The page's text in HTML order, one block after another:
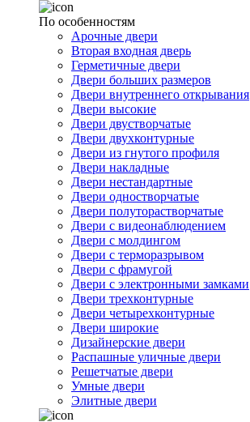
По особенностям
Арочные двери
Вторая входная дверь
Герметичные двери
Двери больших размеров
Двери внутреннего открывания
Двери высокие
Двери двустворчатые
Двери двухконтурные
Двери из гнутого профиля
Двери накладные
Двери нестандартные
Двери одностворчатые
Двери полуторастворчатые
Двери с видеонаблюдением
Двери с молдингом
Двери с терморазрывом
Двери с фрамугой
Двери с электронными замками
Двери трехконтурные
Двери четырехконтурные
Двери широкие
Дизайнерские двери
Распашные уличные двери
Решетчатые двери
Умные двери
Элитные двери